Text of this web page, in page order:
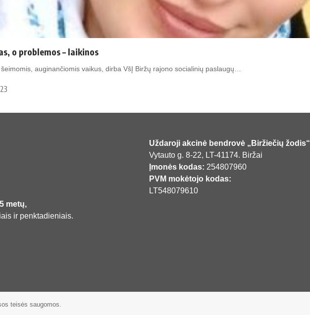
o problemos – laikinos
auginančiomis vaikus, dirba VšĮ Biržų rajono socialinių paslaugų…
metų,
ir penktadieniais.
Uždaroji akcinė bendrovė „Biržiečių žodis“
Vytauto g. 8-22, LT-41174. Biržai
Įmonės kodas: 254807960
PVM mokėtojo kodas:
LT548079610
teisės saugomos.